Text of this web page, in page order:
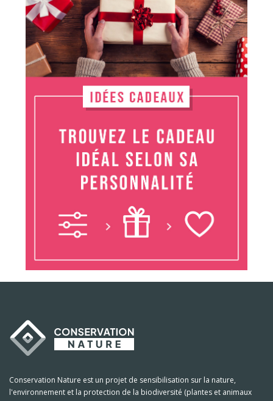
Conservation Nature est un projet de sensibilisation sur la nature,
l'environnement et la protection de la biodiversité (plantes et animaux